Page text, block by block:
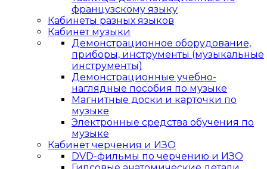
французскому языку
Кабинеты разных языков
Кабинет музыки
Демонстрационное оборудование,
приборы, инструменты (музыкальные
инструменты)
Демонстрационные учебно-
наглядные пособия по музыке
Магнитные доски и карточки по
музыке
Электронные средства обучения по
музыке
Кабинет черчения и ИЗО
DVD-фильмы по черчению и ИЗО